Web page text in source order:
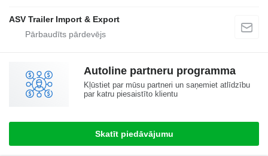
ASV Trailer Import & Export
Autoline partneru programma
Kļūstiet par mūsu partneri un saņemiet atlīdzību
par katru piesaistīto klientu
Skatīt piedāvājumu